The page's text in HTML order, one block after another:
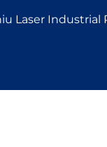
Laser Industrial